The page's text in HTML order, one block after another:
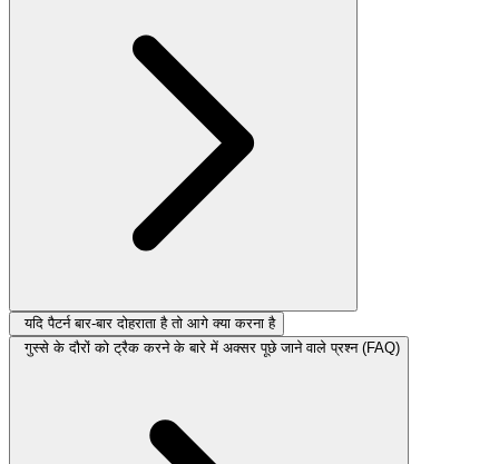
यदि पैटर्न बार-बार दोहराता है तो आगे क्या करना है
गुस्से के दौरों को ट्रैक करने के बारे में अक्सर पूछे जाने वाले प्रश्न (FAQ)